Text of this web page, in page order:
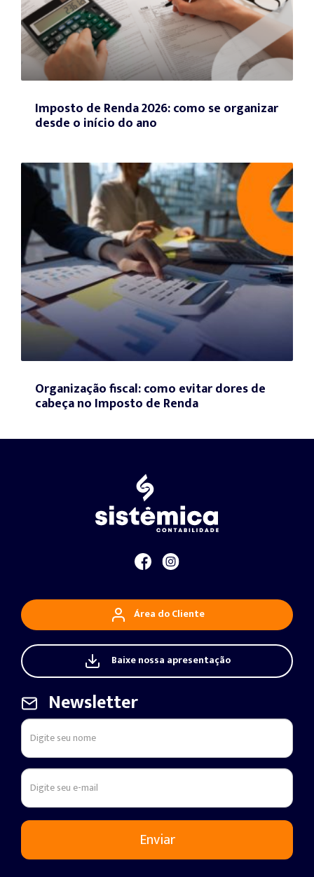
Imposto de Renda 2026: como se organizar
desde o início do ano
Organização fiscal: como evitar dores de
cabeça no Imposto de Renda
Área do Cliente
Baixe nossa apresentação
Newsletter